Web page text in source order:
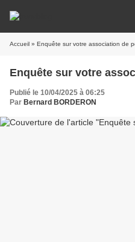
Accueil » Enquête sur votre association de
Enquête sur votre
Publié le 10/04/2025 à 06:25
Par Bernard BORDERON